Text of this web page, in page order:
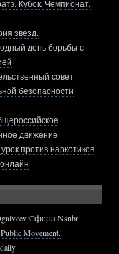
Кубок. Чемпионат.
звезд.
день борьбы с
совет
безопасности
движение
против наркотиков
Nsnbr
Movement.